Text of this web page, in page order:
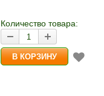
Количество товара: